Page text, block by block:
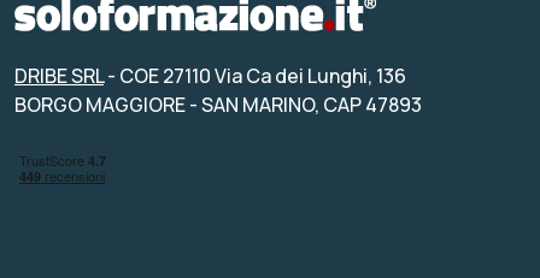
DRIBE SRL- COE 27110 Via Ca dei Lunghi, 136
BORGO MAGGIORE - SAN MARINO, CAP 47893